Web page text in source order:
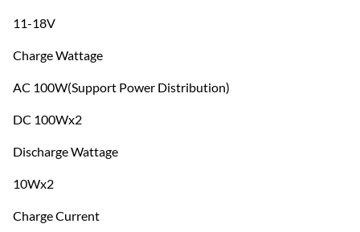
11-18V
Charge Wattage
AC 100W(Support Power Distribution)
DC 100Wx2
Discharge Wattage
10Wx2
Charge Current